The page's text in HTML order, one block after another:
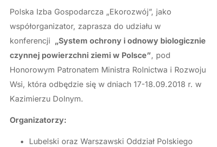
Polska Izba Gospodarcza „Ekorozwój”, jako
współorganizator, zaprasza do udziału w
konferencji „System ochrony i odnowy biologicznie
czynnej powierzchni ziemi w Polsce”, pod
Honorowym Patronatem Ministra Rolnictwa i Rozwoju
Wsi, która odbędzie się w dniach 17-18.09.2018 r. w
Kazimierzu Dolnym.
Organizatorzy:
Lubelski oraz Warszawski Oddział Polskiego